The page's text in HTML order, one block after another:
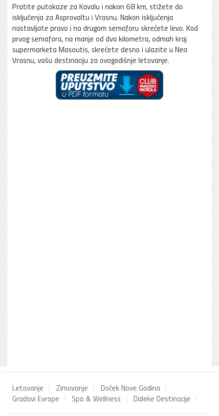
Pratite putokaze za Kavalu i nakon 68 km, stižete do
isključenja za Asprovaltu i Vrasnu. Nakon isključenja
nastavljate pravo i na drugom semaforu skrećete levo. Kod
prvog semafora, na manje od dva kilometra, odmah kraj
supermarketa Masoutis, skrećete desno i ulazite u Nea
Vrasnu, vašu destinaciju za ovogodišnje letovanje.
Letovanje Zimovanje
Doček Nove Godina
Gradovi Evrope
Spa & Wellness Daleke Destinacije